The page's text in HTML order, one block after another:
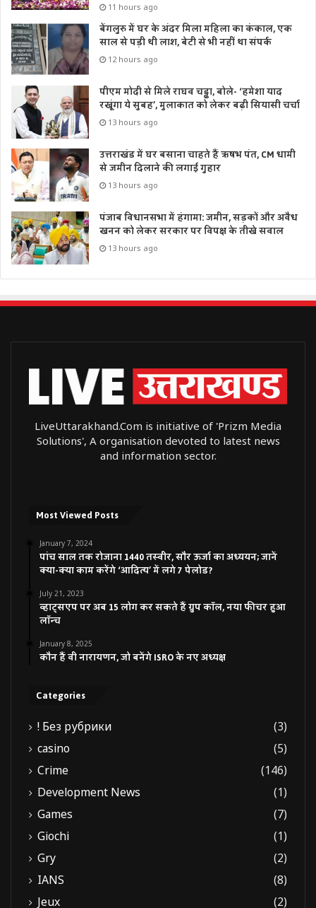
11 hours ago
बेंगलुरु में घर के अंदर मिला महिला का कंकाल, एक
साल से पड़ी थी लाश, बेटी से भी नहीं था संपर्क
12 hours ago
पीएम मोदी से मिले राघव चड्ढा, बोले- ‘हमेशा याद
रखूंगा ये सुबह’, मुलाकात को लेकर बढ़ी सियासी चर्चा
13 hours ago
उत्तराखंड में घर बसाना चाहते हैं ऋषभ पंत, CM धामी
से जमीन दिलाने की लगाई गुहार
13 hours ago
पंजाब विधानसभा में हंगामा: जमीन, सड़कों और अवैध
खनन को लेकर सरकार पर विपक्ष के तीखे सवाल
13 hours ago
LiveUttarakhand.Com is initiative of 'Prizm Media
Solutions', A organisation devoted to latest news
and information sector.
Most Viewed Posts
January 7, 2024
पांच साल तक रोजाना 1440 तस्वीर, सौर ऊर्जा का अध्ययन; जानें
क्या-क्या काम करेंगे ‘आदित्य’ में लगे 7 पेलोड?
July 21, 2023
व्हाट्सएप पर अब 15 लोग कर सकते हैं ग्रुप कॉल, नया फीचर हुआ
लॉन्च
January 8, 2025
कौन हैं वी नारायणन, जो बनेंगे ISRO के नए अध्यक्ष
Categories
! Без рубрики
(3)
casino
(5)
Crime
(146)
Development News
(1)
Games
(7)
Giochi
(1)
Gry
(2)
IANS
(8)
Jeux
(2)